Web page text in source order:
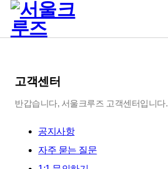
고객센터
반갑습니다, 서울크루즈 고객센터입니다.
공지사항
자주 묻는 질문